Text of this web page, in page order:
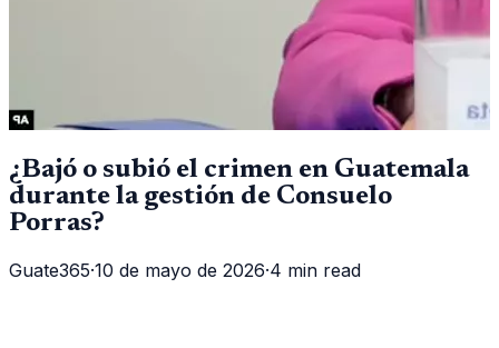
¿Bajó o subió el crimen en Guatemala
durante la gestión de Consuelo
Porras?
Guate365·10 de mayo de 2026·4 min read